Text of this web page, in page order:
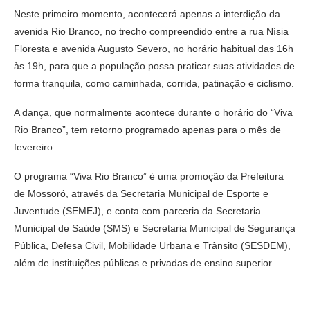
Neste primeiro momento, acontecerá apenas a interdição da
avenida Rio Branco, no trecho compreendido entre a rua Nísia
Floresta e avenida Augusto Severo, no horário habitual das 16h
às 19h, para que a população possa praticar suas atividades de
forma tranquila, como caminhada, corrida, patinação e ciclismo.
A dança, que normalmente acontece durante o horário do “Viva
Rio Branco”, tem retorno programado apenas para o mês de
fevereiro.
O programa “Viva Rio Branco” é uma promoção da Prefeitura
de Mossoró, através da Secretaria Municipal de Esporte e
Juventude (SEMEJ), e conta com parceria da Secretaria
Municipal de Saúde (SMS) e Secretaria Municipal de Segurança
Pública, Defesa Civil, Mobilidade Urbana e Trânsito (SESDEM),
além de instituições públicas e privadas de ensino superior.